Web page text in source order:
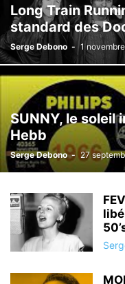
Long Train
standard des
Serge Debono - 1
SUNNY, le soleil
Hebb
Serge Debono - 27